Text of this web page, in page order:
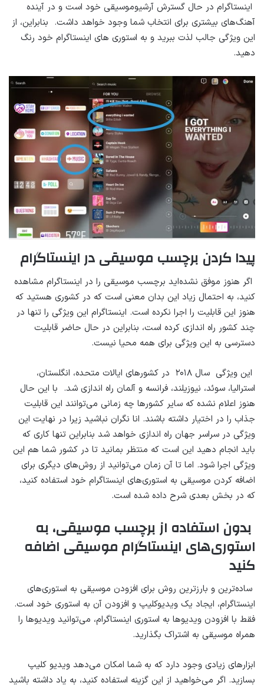
اینستاگرام در حال گسترش آرشیوموسیقی خود است و در آینده
آهنگ‌های بیشتری برای انتخاب شما وجود خواهد داشت. بنابراین، از
این ویژگی جالب لذت ببرید و به استوری های اینستاگرام خود رنگ
دهید.
پیدا کردن برچسب موسیقی در اینستاگرام
اگر هنوز موفق نشده‌اید برچسب موسیقی را در اینستاگرام مشاهده
کنید، به احتمال زیاد این بدان معنی است که در کشوری هستید که
هنوز این قابلیت را اجرا نکرده‌ است. اینستاگرام این ویژگی را تنها در
چند کشور راه اندازی کرده است، بنابراین در حال حاضر قابلیت
دسترسی به این ویژگی برای همه محیا نیست.
این ویژگی سال ۲۰۱۸ در کشورهای ایالات متحده، انگلستان،
استرالیا، سوئد، نیوزیلند، فرانسه و آلمان راه اندازی شد. با این حال
هنوز اعلام نشده که سایر کشورها چه زمانی می‌توانند این قابلیت
جذاب را در اختیار داشته باشند. انا نگران نباشید زیرا در نهایت این
ویژگی در سراسر جهان راه اندازی خواهد شد بنابراین تنها کاری که
باید انجام دهید این است که منتظر بمانید تا در کشور شما هم این
ویژگی اجرا شود. اما تا آن زمان می‌توانید از روش‌های دیگری برای
اضافه کردن موسیقی به استوری‌های اینستاگرام خود استفاده کنید،
که در بخش بعدی شرح داده شده است.
بدون استفاده از برچسب موسیقی، به
استوری‌های اینستاگرام موسیقی اضافه
کنید
ساده‌ترین و بارزترین روش برای افزودن موسیقی به استوری‌های
اینستاگرام، ایجاد یک ویدیوکلیپ و افزودن آن به استوری خود است.
فقط با افزودن ویدیوها به استوری اینستاگرام، می‌توانید ویدیوها را
همراه موسیقی به اشتراک بگذارید.
ابزارهای زیادی وجود دارد که به شما امکان می‌دهد ویدیو کلیپ
بسازید. اگر می‌خواهید از این گزینه استفاده کنید، به یاد داشته باشید